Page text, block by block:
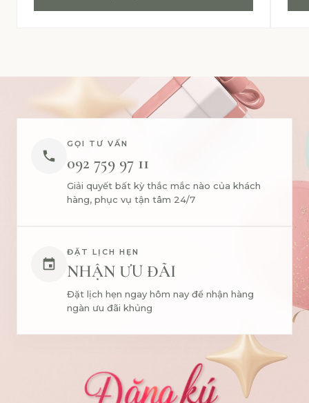
GỌI TƯ VẤN
092 759 97 11
Giải quyết bất kỳ thắc mắc nào của khách
hàng, phục vụ tận tâm 24/7
ĐẶT LỊCH HẸN
NHẬN ƯU ĐÃI
Đặt lịch hẹn ngay hôm nay để nhận hàng
ngàn ưu đãi khủng